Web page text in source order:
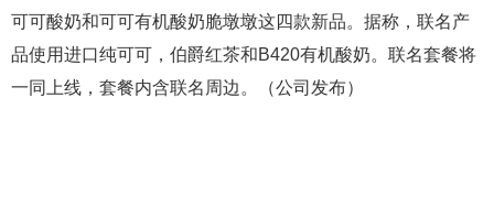
可可酸奶和可可有机酸奶脆墩墩这四款新品。据称，联名产
品使用进口纯可可，伯爵红茶和B420有机酸奶。联名套餐将
一同上线，套餐内含联名周边。（公司发布）